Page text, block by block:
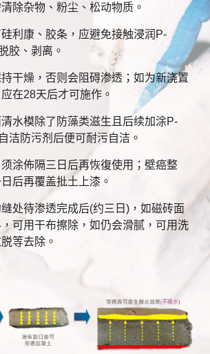
除杂物、粉尘、松动物质。
利康、胶条，应避免接触浸润P-
胶、剥离。
干燥，否则会阻碍渗透；如为新浇置
在28天后才可施作。
水模除了防藻类滋生且后续加涂P-
洁防污剂后便可耐污自洁。
涂佈隔三日后再恢復使用；壁癌整
后再覆盖批土上漆。
处待渗透完成后(约三日)，如磁砖面
可用干布擦除，如仍会滑腻，可用洗
等去除。